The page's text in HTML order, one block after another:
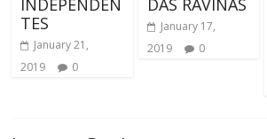
INDEPENDEN
TES
January 21,
2019
0
DAS RAVINAS
January 17,
2019
0